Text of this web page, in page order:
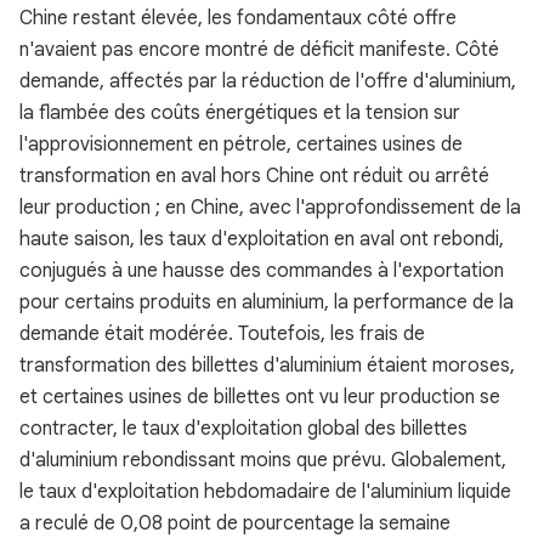
Chine restant élevée, les fondamentaux côté offre
n'avaient pas encore montré de déficit manifeste. Côté
demande, affectés par la réduction de l'offre d'aluminium,
la flambée des coûts énergétiques et la tension sur
l'approvisionnement en pétrole, certaines usines de
transformation en aval hors Chine ont réduit ou arrêté
leur production ; en Chine, avec l'approfondissement de la
haute saison, les taux d'exploitation en aval ont rebondi,
conjugués à une hausse des commandes à l'exportation
pour certains produits en aluminium, la performance de la
demande était modérée. Toutefois, les frais de
transformation des billettes d'aluminium étaient moroses,
et certaines usines de billettes ont vu leur production se
contracter, le taux d'exploitation global des billettes
d'aluminium rebondissant moins que prévu. Globalement,
le taux d'exploitation hebdomadaire de l'aluminium liquide
a reculé de 0,08 point de pourcentage la semaine